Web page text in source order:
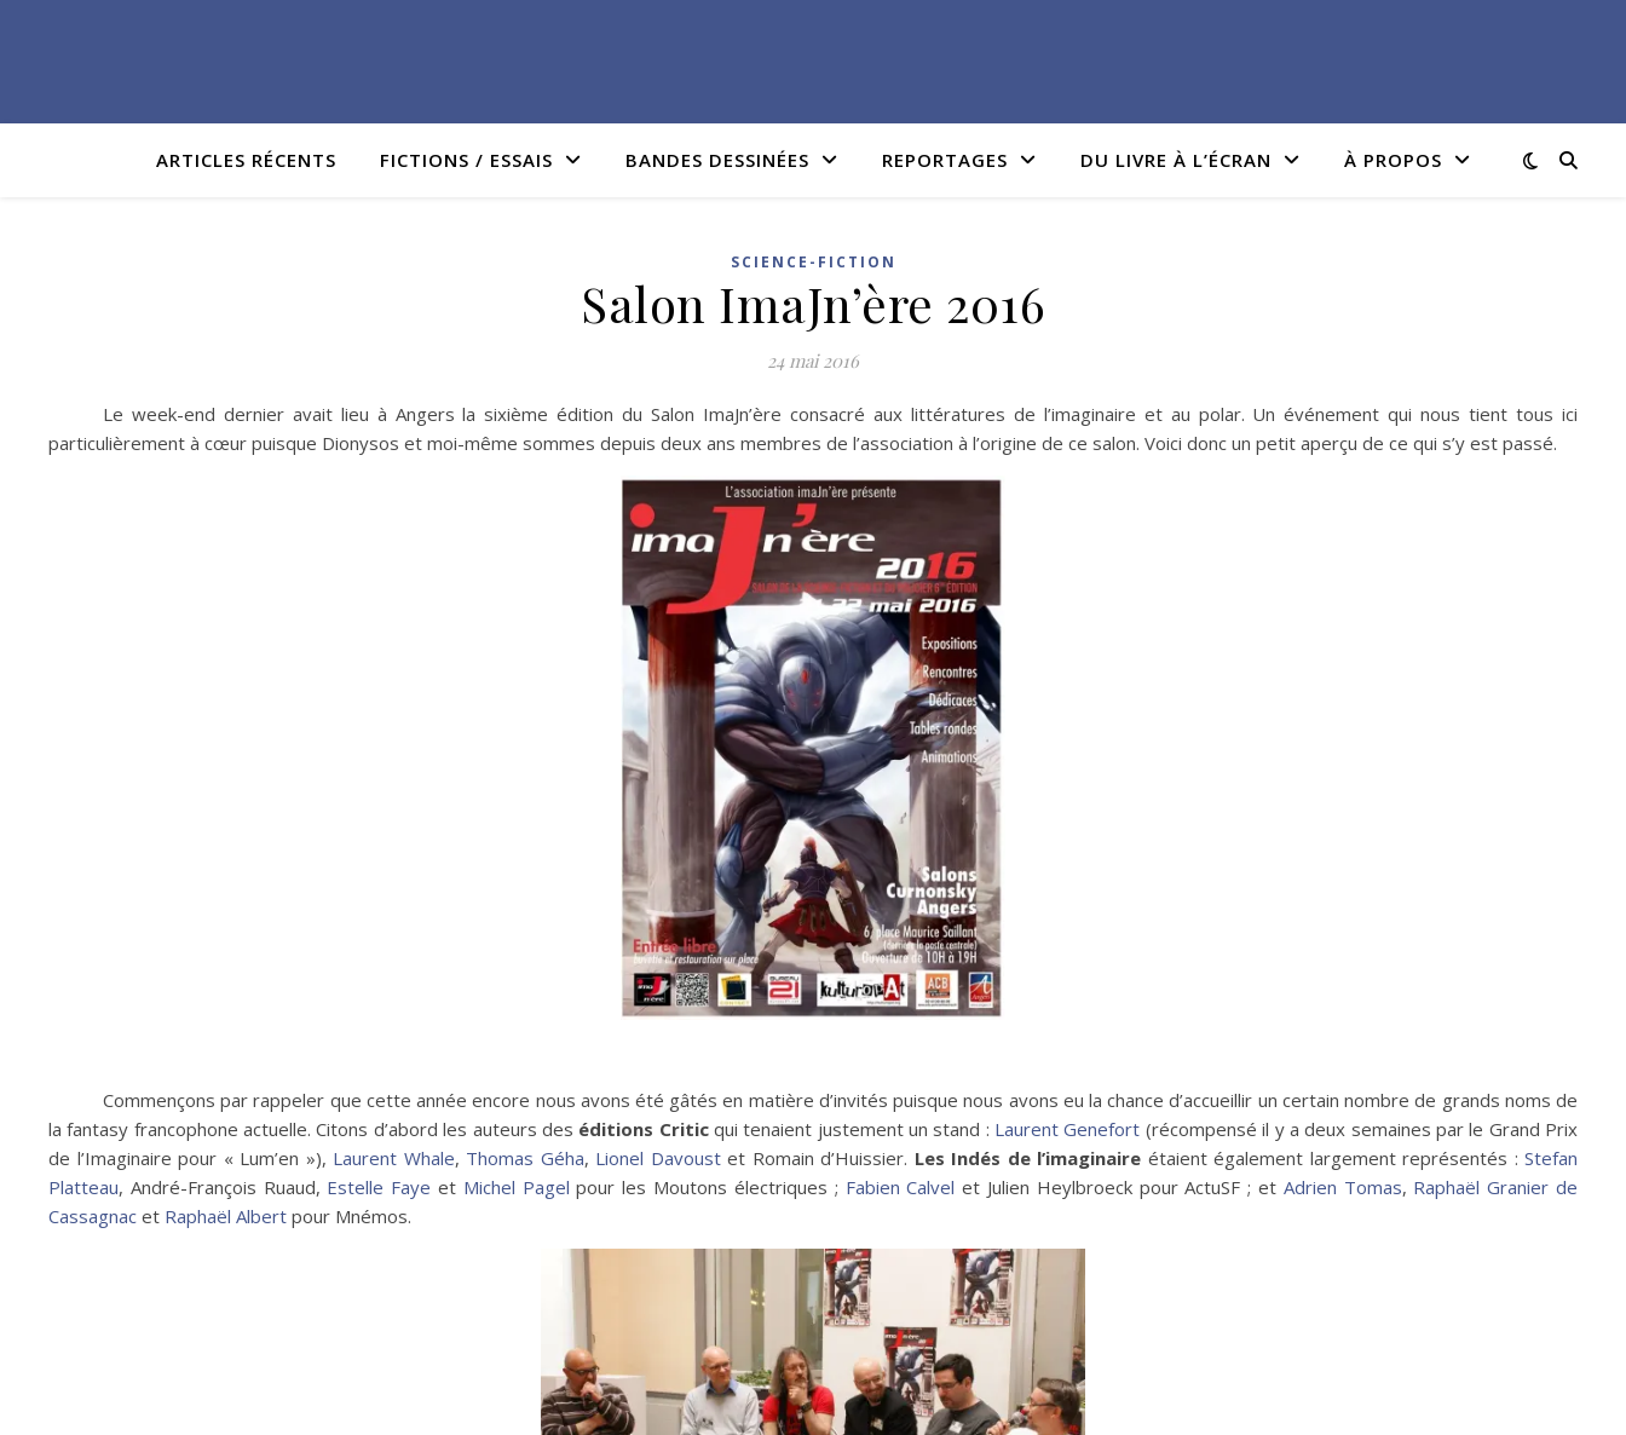
ARTICLES RÉCENTS FICTIONS / ESSAIS BANDES DESSINÉES REPORTAGES DU LIVRE À L’ÉCRAN À PROPOS
SCIENCE-FICTION
Salon ImaJn’ère 2016
24 mai 2016
Le week-end dernier avait lieu à Angers la sixième édition du Salon ImaJn’ère consacré aux littératures de l’imaginaire et au polar. Un événement qui nous tient tous ici
particulièrement à cœur puisque Dionysos et moi-même sommes depuis deux ans membres de l’association à l’origine de ce salon. Voici donc un petit aperçu de ce qui s’y est passé.
Commençons par rappeler que cette année encore nous avons été gâtés en matière d’invités puisque nous avons eu la chance d’accueillir un certain nombre de grands noms de
la fantasy francophone actuelle. Citons d’abord les auteurs des éditions Criticqui tenaient justement un stand : Laurent Genefort (récompensé il y a deux semaines par le Grand Prix
de l’Imaginaire pour « Lum’en »), Laurent Whale, Thomas Géha, Lionel Davoustet Romain d’Huissier. Les Indés de l’imaginaire étaient également largement représentés : Stefan
Platteau, André-François Ruaud, Estelle Faye et Michel Pagel pour les Moutons électriques ; Fabien Calvel et Julien Heylbroeck pour ActuSF ; et Adrien Tomas, Raphaël Granier de
Cassagnac et Raphaël Albert pour Mnémos.